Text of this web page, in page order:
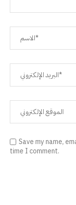
Save my name,
time I comment.